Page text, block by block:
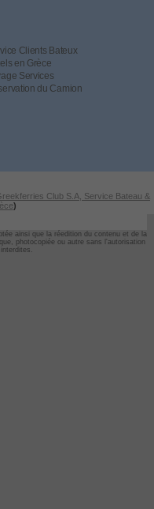
Clients Bateux
en Grèce
Services
du Camion
Club S.A, Service Bateau &
)
ainsi que la réedition du contenu et de la
photocopiée ou autre sans l'autorisation